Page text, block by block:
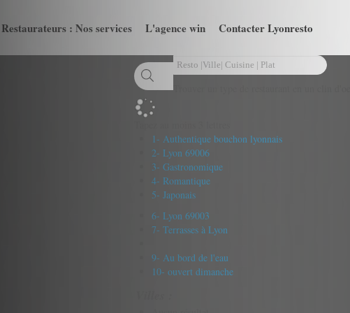
Restaurateurs : Nos services L'agence win Contacter Lyonresto
1- Authentique bouchon lyonnais
2- Lyon 69006
3- Gastronomique
4- Romantique
5- Japonais
6- Lyon 69003
7- Terrasses à Lyon
9- Au bord de l'eau
10- ouvert dimanche